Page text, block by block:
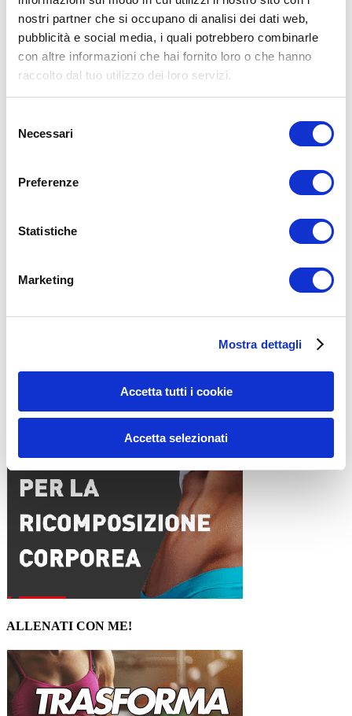
nostri partner che si occupano di analisi dei dati web,
pubblicità e social media, i quali potrebbero combinarle
con altre informazioni che hai fornito loro o che hanno
raccolto dal tuo utilizzo dei loro servizi.
delNecessari
Preferenze
Statistiche
Marketing
Mostra dettagli
Accetta tutti i cookie
Accetta selezionati
Facebook
Body Building
ADD COMMENT
Commento*
Email*
Sito web
15WORKOUT SCARICA ORA
ALLENATI CON ME!